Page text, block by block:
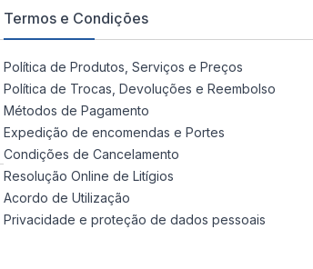
Termos e Condições
Política de Produtos, Serviços e Preços
Política de Trocas, Devoluções e Reembolso
Métodos de Pagamento
Expedição de encomendas e Portes
Condições de Cancelamento
Resolução Online de Litígios
Acordo de Utilização
Privacidade e proteção de dados pessoais